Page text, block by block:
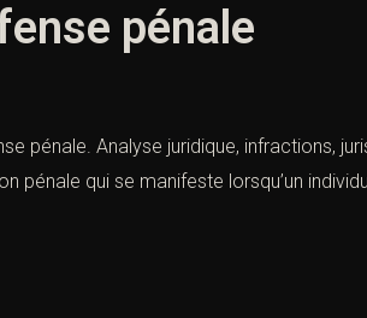
pénale
pénale. Analyse juridique, infractions,
pénale qui se manifeste lorsqu’un